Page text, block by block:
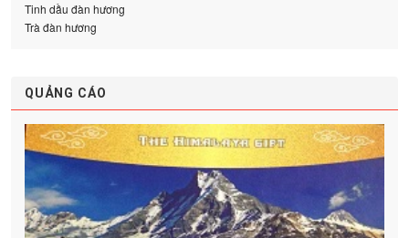
Tinh dầu đàn hương
Trà đàn hương
QUẢNG CÁO